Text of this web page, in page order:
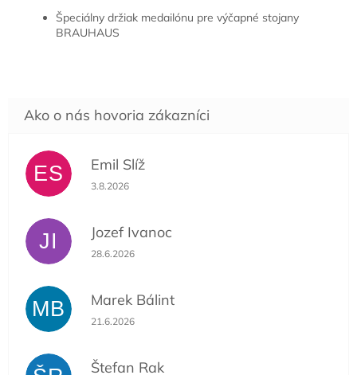
Špeciálny držiak medailónu pre výčapné stojany
BRAUHAUS
ES Emil Slíž
Hodnotenie obchodu je 5 z 5 hviezdičiek.
3.8.2026
JI Jozef Ivanoc
Hodnotenie obchodu je 5 z 5 hviezdičiek.
28.6.2026
MB Marek Bálint
Hodnotenie obchodu je 5 z 5 hviezdičiek.
21.6.2026
Štefan Rak